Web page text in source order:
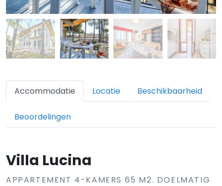
Accommodatie Locatie Beschikbaarheid
Beoordelingen
Villa Lucina
APPARTEMENT 4-KAMERS 65 M2. DOELMATIG